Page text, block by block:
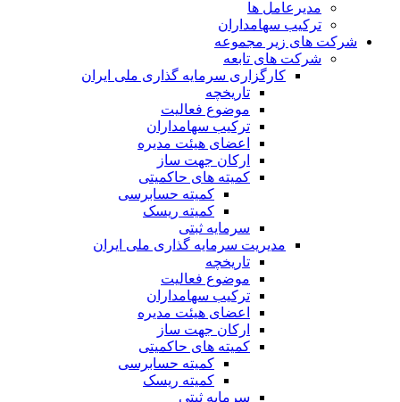
مدیرعامل ها
ترکیب سهامداران
شرکت های زیر مجموعه
شرکت های تابعه
کارگزاری سرمایه گذاری ملی ایران
تاریخچه
موضوع فعالیت
ترکیب سهامداران
اعضای هیئت مدیره
ارکان جهت ساز
کمیته های حاکمیتی
کمیته حسابرسی
کمیته ریسک
سرمایه ثبتی
مدیریت سرمایه گذاری ملی ایران
تاریخچه
موضوع فعالیت
ترکیب سهامداران
اعضای هیئت مدیره
ارکان جهت ساز
کمیته های حاکمیتی
کمیته حسابرسی
کمیته ریسک
سرمایه ثبتی